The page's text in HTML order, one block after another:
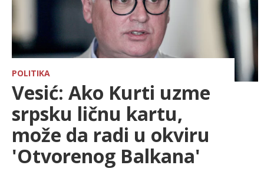
SHOWBIZ
HRONIKA
FARMERI
SPORT
POLITIKA
Vesić: Ako Kurti uzme
srpsku ličnu kartu,
može da radi u okviru
'Otvorenog Balkana'